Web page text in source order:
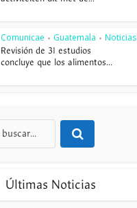
Comunicae • Guatemala • Noticias
Revisión de 31 estudios
concluye que los alimentos...
Últimas Noticias